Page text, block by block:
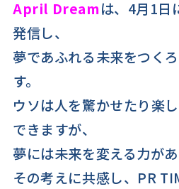
April Dreamは、4月1日
発信し、
夢であふれる未来をつく
す。
ウソは人を驚かせたり楽
できますが、
夢には未来を変える力があ
その考えに共感し、PR